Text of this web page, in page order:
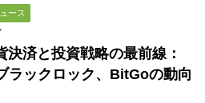
ース
決済と投資戦略の最前線：
ラックロック、BitGoの動向